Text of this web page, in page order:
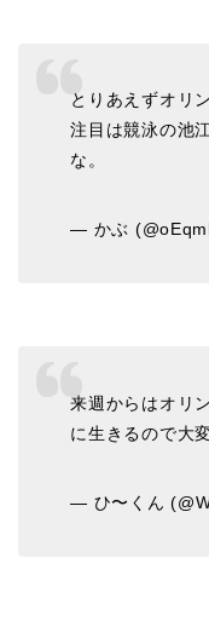
とりあえずオリ
注目は競泳の池
な。
— かぶ
来週からはオリ
に生きるので大
— ひ〜くん